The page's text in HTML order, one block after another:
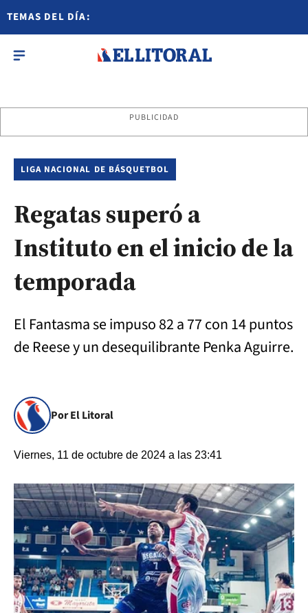
TEMAS DEL DÍA:
PUBLICIDAD
LIGA NACIONAL DE BÁSQUETBOL
Regatas superó a
Instituto en el inicio de la
temporada
El Fantasma se impuso 82 a 77 con 14 puntos
de Reese y un desequilibrante Penka Aguirre.
Por El Litoral
Viernes, 11 de octubre de 2024 a las 23:41